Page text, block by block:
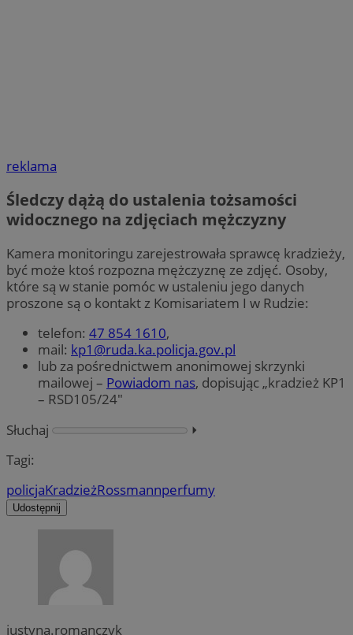
reklama
Śledczy dążą do ustalenia tożsamości
widocznego na zdjęciach mężczyzny
Kamera monitoringu zarejestrowała sprawcę kradzieży,
być może ktoś rozpozna mężczyznę ze zdjęć. Osoby,
które są w stanie pomóc w ustaleniu jego danych
proszone są o kontakt z Komisariatem I w Rudzie:
telefon: 47 854 1610,
mail: kp1@ruda.ka.policja.gov.pl
lub za pośrednictwem anonimowej skrzynki
mailowej – Powiadom nas, dopisując „kradzież KP1
– RSD105/24″
Słuchaj
⏵︎
Tagi:
policjaKradzieżRossmannperfumy
Udostępnij
justyna.romanczyk